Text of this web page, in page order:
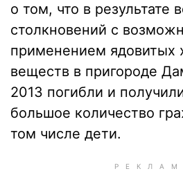
о том, что в результате
столкновений с
применением ядовитых
веществ в пригороде
2013 погибли и
большое количество
том числе дети.